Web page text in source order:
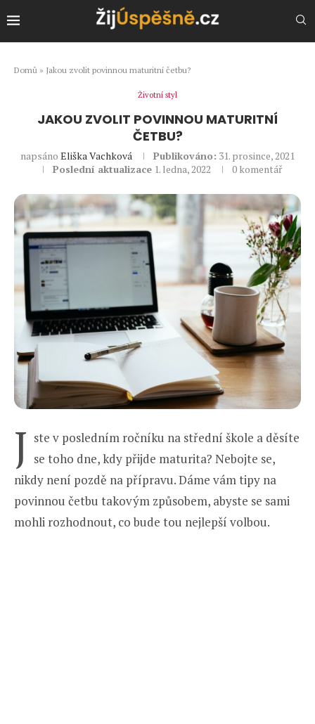
Domů » Jakou zvolit povinnou maturitní četbu?
Životní styl
JAKOU ZVOLIT POVINNOU MATURITNÍ
ČETBU?
napsáno Eliška Vachková Publikováno: 31. prosince, 2021
Poslední aktualizace 1. ledna, 2022 0 komentář
J ste v posledním ročníku na střední škole a děsíte
se toho dne, kdy přijde maturita? Nebojte se,
nikdy není pozdě na přípravu. Dáme vám tipy na
povinnou četbu takovým způsobem, abyste se sami
mohli rozhodnout, co bude tou nejlepší volbou.